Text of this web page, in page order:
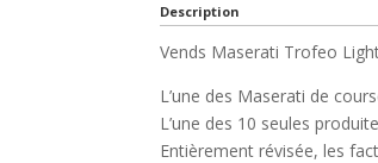
Description
Vends Maserati Trofeo
L’une des Maserati de
L’une des 10 seules
Entièrement révisée, les